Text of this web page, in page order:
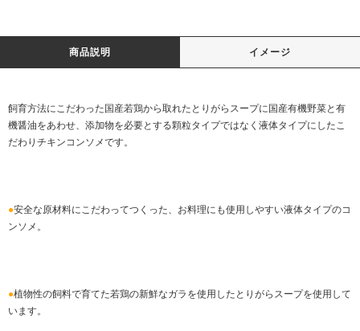
商品説明 イメージ
飼育方法にこだわった国産若鶏から取れたとりがらスープに国産有機野菜と有
機醤油をあわせ、添加物を必要とする顆粒タイプではなく液体タイプにしたこ
だわりチキンコンソメです。
●安全な原材料にこだわってつくった、お料理にも使用しやすい液体タイプのコ
ンソメ。
●植物性の飼料で育てた若鶏の新鮮なガラを使用したとりがらスープを使用して
います。